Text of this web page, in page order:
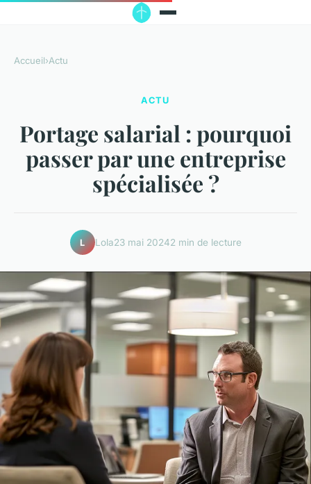
Accueil›Actu
ACTU
Portage salarial : pourquoi
passer par une entreprise
spécialisée ?
L Lola23 mai 20242 min de lecture